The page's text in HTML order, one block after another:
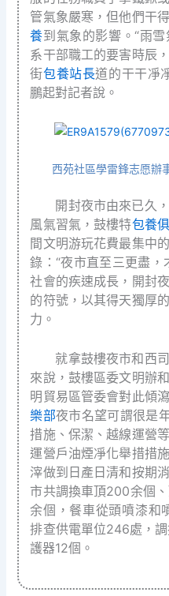
管氣象嚴寒，但他們干
養到氣象的影響。“雨
系干部職工的要害時辰
街包養站長道的干干凈
鵬起對記者說。
西苑社區學雷鋒志愿辦
開封夜市由來已久
風氣習氣，鼓樓特包養
間文明游玩花費最集中
錄：“夜市直至三更盡，
社會的疾速成長，開封
的符號，以其得天獨厚
力。
就拿鼓樓夜市和西
來說，鼓樓區委文明辦
明貿易區管委會對此傾
樂部夜市名望可謂很是
措施、保潔、越線運營
運營戶油煙凈化舉措措
滓做到日產日清和按期消
市共調換車頂200余個
余個，餐車從頭噴漆和
排查供電單位246處，
護器12個。